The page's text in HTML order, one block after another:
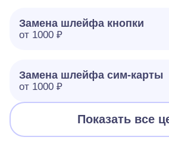
Замена шлейфа кнопки
от 1000 ₽
Замена шлейфа сим-карты
от 1000 ₽
Показать все